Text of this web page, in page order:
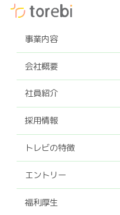
事業内容
会社概要
社員紹介
採用情報
トレビの特徴
エントリー
福利厚生